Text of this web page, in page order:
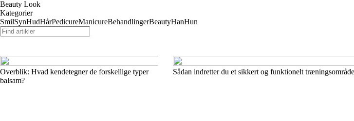
Beauty Look
Kategorier
SmilSynHudHårPedicureManicureBehandlingerBeautyHanHun
Overblik: Hvad kendetegner de forskellige typer
balsam?
Sådan indretter du et sikkert og funktionelt